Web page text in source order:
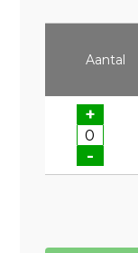
Aantal
-
+